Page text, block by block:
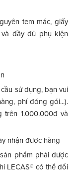
tem mác, giấy
đầy đủ phụ kiện
sử dụng, bạn vui
phí đóng gói...).
trên 1.000.000đ và
nhận được hàng
phẩm phải được
LECAS® có thể đổi